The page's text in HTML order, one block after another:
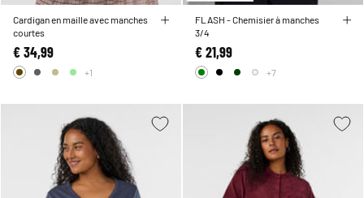
Cardigan en maille avec manches
courtes
€ 34,99
+1
FLASH - Chemisier à manches
3/4
€ 21,99
+7